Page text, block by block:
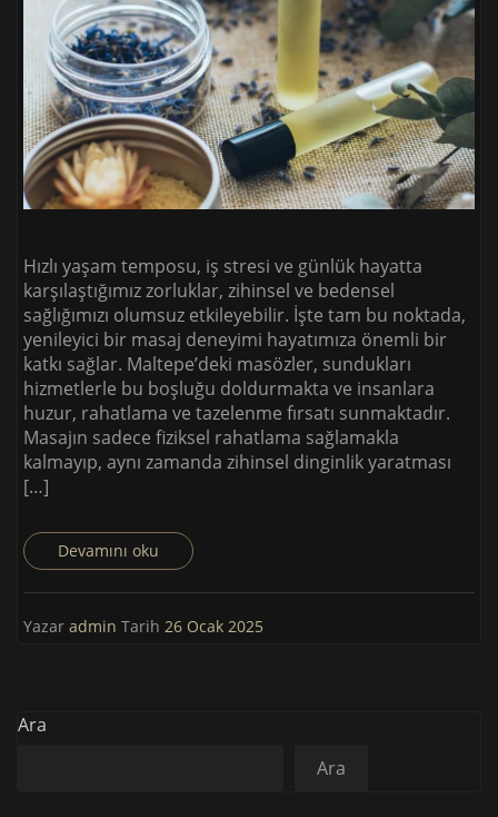
Hızlı yaşam temposu, iş stresi ve günlük hayatta
karşılaştığımız zorluklar, zihinsel ve bedensel
sağlığımızı olumsuz etkileyebilir. İşte tam bu noktada,
yenileyici bir masaj deneyimi hayatımıza önemli bir
katkı sağlar. Maltepe’deki masözler, sundukları
hizmetlerle bu boşluğu doldurmakta ve insanlara
huzur, rahatlama ve tazelenme fırsatı sunmaktadır.
Masajın sadece fiziksel rahatlama sağlamakla
kalmayıp, aynı zamanda zihinsel dinginlik yaratması
[…]
Devamını oku
Yazar admin Tarih 26 Ocak 2025
Ara
Ara